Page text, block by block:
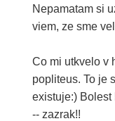
Nepamatam si
viem, ze sme
Co mi utkvelo v
popliteus. To je
existuje:) Bolest
-- zazrak!!